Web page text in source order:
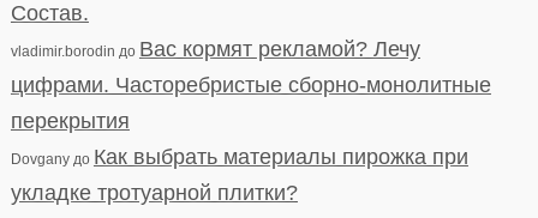
Состав.
vladimir.borodin до Вас кормят рекламой? Лечу
цифрами. Часторебристые сборно-монолитные
перекрытия
Dovganyдо Как выбрать материалы пирожка при
укладке тротуарной плитки?